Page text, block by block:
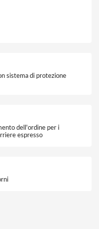
sistema di protezione
dell'ordine per i
espresso